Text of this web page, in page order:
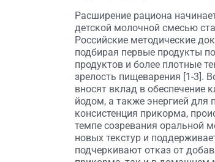
Расширение рациона
детской молочной смесью
Российские методические
подбирая первые продукты
продуктов и более плотные
зрелость пищеварения [1-3].
вносят вклад в
йодом, а также энергией для
консистенция прикорма,
темпе созревания оральной
новых текстур и
подчеркивают отказ от